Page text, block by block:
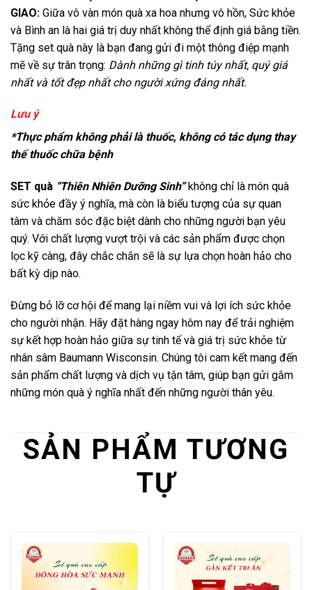
GIAO: Giữa vô vàn món quà xa hoa nhưng vô hồn, Sức khỏe
và Bình an là hai giá trị duy nhất không thể định giá bằng tiền.
Tặng set quà này là bạn đang gửi đi một thông điệp mạnh
mẽ về sự trân trọng: Dành những gì tinh túy nhất, quý giá
nhất và tốt đẹp nhất cho người xứng đáng nhất.
Lưu ý
*Thực phẩm không phải là thuốc, không có tác dụng thay
thế thuốc chữa bệnh
SET quà “Thiên Nhiên Dưỡng Sinh”không chỉ là món quà
sức khỏe đầy ý nghĩa, mà còn là biểu tượng của sự quan
tâm và chăm sóc đặc biệt dành cho những người bạn yêu
quý. Với chất lượng vượt trội và các sản phẩm được chọn
lọc kỹ càng, đây chắc chắn sẽ là sự lựa chọn hoàn hảo cho
bất kỳ dịp nào.
Đừng bỏ lỡ cơ hội để mang lại niềm vui và lợi ích sức khỏe
cho người nhận. Hãy đặt hàng ngay hôm nay để trải nghiệm
sự kết hợp hoàn hảo giữa sự tinh tế và giá trị sức khỏe từ
nhân sâm Baumann Wisconsin. Chúng tôi cam kết mang đến
sản phẩm chất lượng và dịch vụ tận tâm, giúp bạn gửi gắm
những món quà ý nghĩa nhất đến những người thân yêu.
SẢN PHẨM TƯƠNG
TỰ